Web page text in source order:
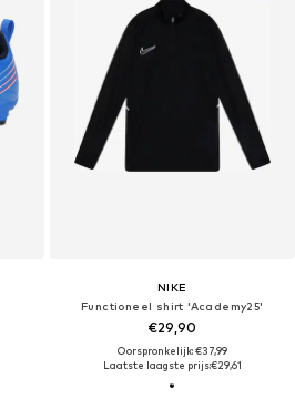
NIKE
Functioneel shirt 'Academy25'
€29,90
Oorspronkelijk: €37,99
Laatste laagste prijs:€29,61